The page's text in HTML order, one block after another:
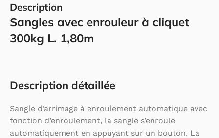
Description
Sangles avec enrouleur à cliquet
300kg L. 1,80m
Description détaillée
Sangle d’arrimage à enroulement automatique avec
fonction d’enroulement, la sangle s’enroule
automatiquement en appuyant sur un bouton. La